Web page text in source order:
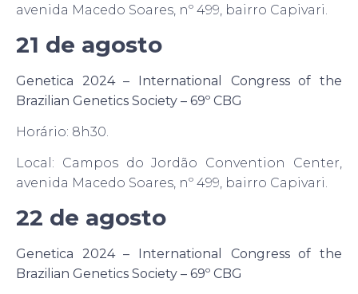
avenida Macedo Soares, nº 499, bairro Capivari.
21 de agosto
Genetica 2024 – International Congress of the
Brazilian Genetics Society – 69º CBG
Horário: 8h30.
Local: Campos do Jordão Convention Center,
avenida Macedo Soares, nº 499, bairro Capivari.
22 de agosto
Genetica 2024 – International Congress of the
Brazilian Genetics Society – 69º CBG